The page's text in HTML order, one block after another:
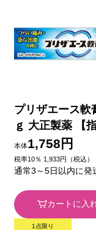
プリザエース軟
ｇ 大正製薬 【
類医薬品】
本体1,758円
税率10％ 1,933円（税込）
通常3～5日以内に発
カートに入
1点限り